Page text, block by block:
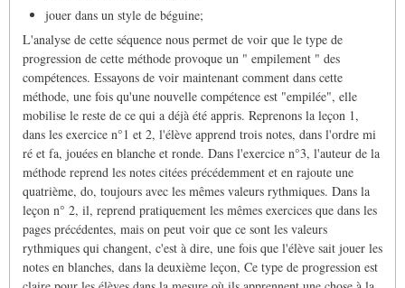
jouer dans un style de béguine;
L'analyse de cette séquence nous permet de voir que le type de
progression de cette méthode provoque un " empilement " des
compétences. Essayons de voir maintenant comment dans cette
méthode, une fois qu'une nouvelle compétence est "empilée", elle
mobilise le reste de ce qui a déjà été appris. Reprenons la leçon 1,
dans les exercice n°1 et 2, l'élève apprend trois notes, dans l'ordre mi
ré et fa, jouées en blanche et ronde. Dans l'exercice n°3, l'auteur de la
méthode reprend les notes citées précédemment et en rajoute une
quatrième, do, toujours avec les mêmes valeurs rythmiques. Dans la
leçon n° 2, il, reprend pratiquement les mêmes exercices que dans les
pages précédentes, mais on peut voir que ce sont les valeurs
rythmiques qui changent, c'est à dire, une fois que l'élève sait jouer les
notes en blanches, dans la deuxième leçon, Ce type de progression est